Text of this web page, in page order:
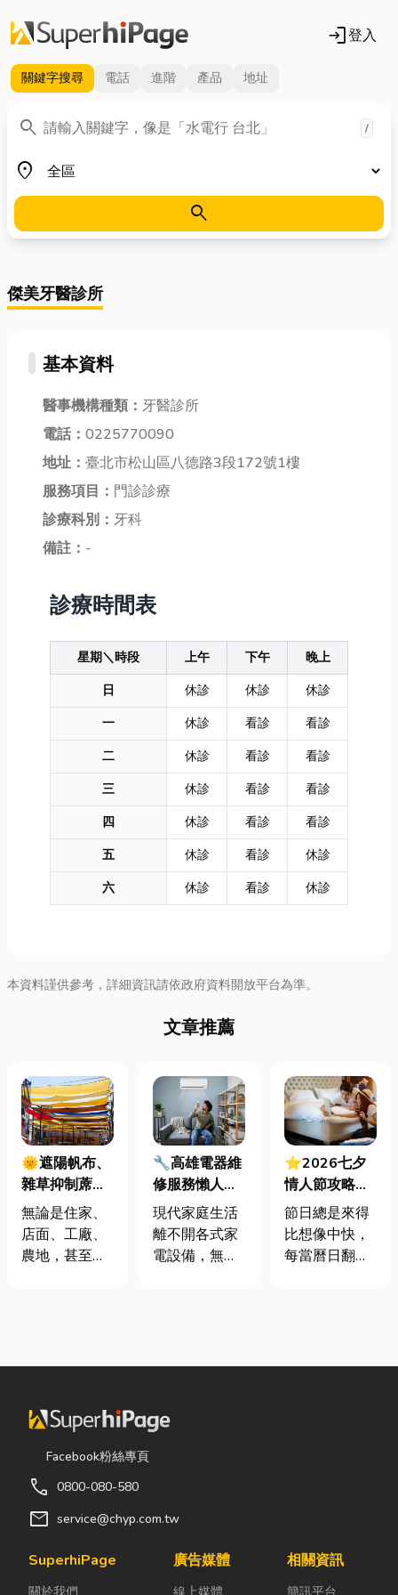
login登入
關鍵字搜尋 電話 進階 產品 地址
search
關鍵字 /
place
地區
search
傑美牙醫診所
基本資料
醫事機構種類： 牙醫診所
電話： 0225770090
地址： 臺北市松山區八德路3段172號1樓
服務項目： 門診診療
診療科別： 牙科
備註： -
診療時間表
星期＼時段 上午 下午
晚上
日
休診 休診
休診
一
休診 看診
看診
二
休診 看診
看診
三
休診 看診
看診
四
休診 看診
看診
五
休診 看診
休診
六
休診 看診 休診
本資料謹供參考，詳細資訊請依政府資料開放平台為準。
文章推薦
🌞遮陽帆布、
雜草抑制蓆怎
麼選？一次了
解帆布的多元
用途，打造舒
無論是住家、
店面、工廠、
農地，甚至是
塵之下，都會
擾。夏天太陽
直曬，不僅讓
室內外溫度快
易讓設備、車
輛、農作物受
雨季，又得擔
🔧高雄電器維
修服務懶人包
｜冷氣、冰
箱、洗衣機專
業維修
現代家庭生活
離不開各式家
電設備，無論
還是每天幫助
生故障，都可
業的高雄電器
僅能快速排除
⭐2026七夕
情人節攻略！
七夕送什麼不
踩雷？限定甜
點哪裡買？台
節日總是來得
比想像中快，
每當曆日翻到
候？」、「七
著生活節奏加
Facebook粉絲專頁
call 0800-080-580
mail service@chyp.com.tw
SuperhiPage
關於我們
廣告媒體
線上媒體
相關資訊
簡訊平台